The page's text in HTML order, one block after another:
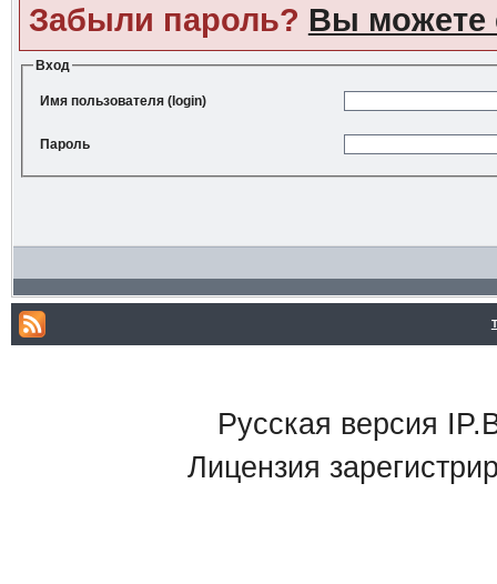
Забыли пароль? Вы можете
Вход
Имя пользователя (login)
Пароль
Русская версия
Лицензия